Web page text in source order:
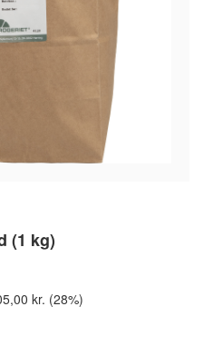
(1 kg)
kr. (28%)